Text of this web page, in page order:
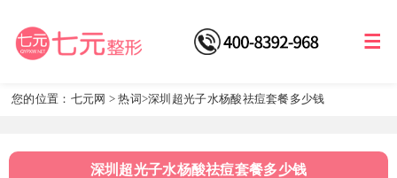
您的位置： 七元网 >热词 >深圳超光子水杨酸祛痘套餐多少钱
深圳超光子水杨酸祛痘套餐多少钱